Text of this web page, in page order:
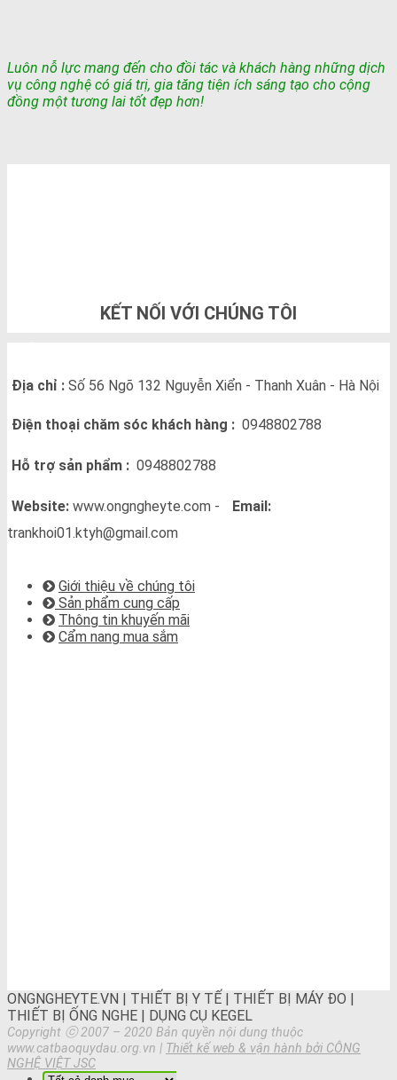
Luôn nỗ lực mang đến cho đồi tác và khách hàng những dịch
vụ công nghệ có giá trị, gia tăng tiện ích sáng tạo cho cộng
đồng một tương lai tốt đẹp hơn!
KẾT NỐI VỚI CHÚNG TÔI
Địa chỉ : Số 56 Ngõ 132 Nguyễn Xiển - Thanh Xuân - Hà Nội
Điện thoại chăm sóc khách hàng : 0948802788
Hỗ trợ sản phẩm : 0948802788
Website: www.ongngheyte.com -
Email:
trankhoi01.ktyh@gmail.com
Giới thiệu về chúng tôi
Sản phẩm cung cấp
Thông tin khuyến mãi
Cẩm nang mua sắm
ONGNGHEYTE.VN | THIẾT BỊ Y TẾ | THIẾT BỊ MÁY ĐO |
THIẾT BỊ ỐNG NGHE | DỤNG CỤ KEGEL
Copyright ⓒ 2007 – 2020 Bản quyền nội dung thuộc
www.catbaoquydau.org.vn | Thiết kế web & vận hành bởi CÔNG
NGHỆ VIỆT JSC